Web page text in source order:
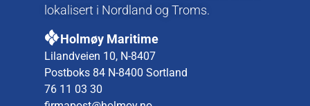
lokalisert i Nordland og Troms.
Holmøy Maritime
Lilandveien 10, N-8407
Postboks 84 N-8400 Sortland
76 11 03 30